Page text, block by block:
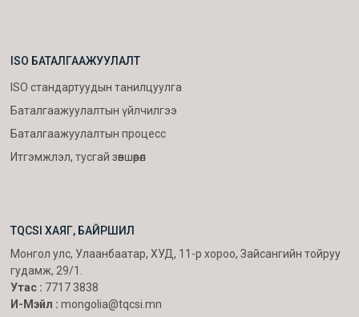
ISO БАТАЛГААЖУУЛАЛТ
ISO стандартуудын танилцуулга
Баталгаажуулалтын үйлчилгээ
Баталгаажуулалтын процесс
Итгэмжлэл, тусгай зөвшөөрөл
TQCSI ХАЯГ, БАЙРШИЛ
Монгол улс, Улаанбаатар, ХУД, 11-р хороо, Зайсангийн тойруу
гудамж, 29/1.
Утас : 7717 3838
И-Мэйл : mongolia@tqcsi.mn